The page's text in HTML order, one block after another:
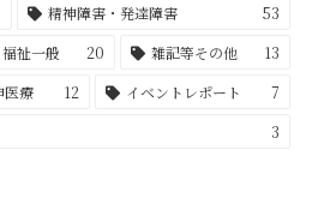
精神障害・発達障害
53
福祉一般 20 雑記等その他
13
医療 12 イベントレポート
7
3